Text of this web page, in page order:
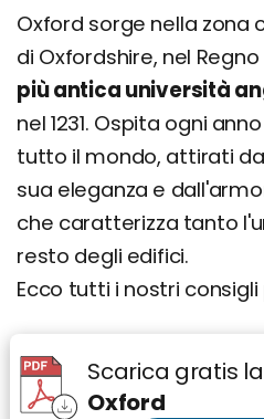
Oxford sorge nella zona
di Oxfordshire, nel Regno
più antica università
nel 1231. Ospita ogni
tutto il mondo, attirati
sua eleganza e
che caratterizza tanto
resto degli edifici.
Ecco tutti i nostri
Scarica gratis
Oxford